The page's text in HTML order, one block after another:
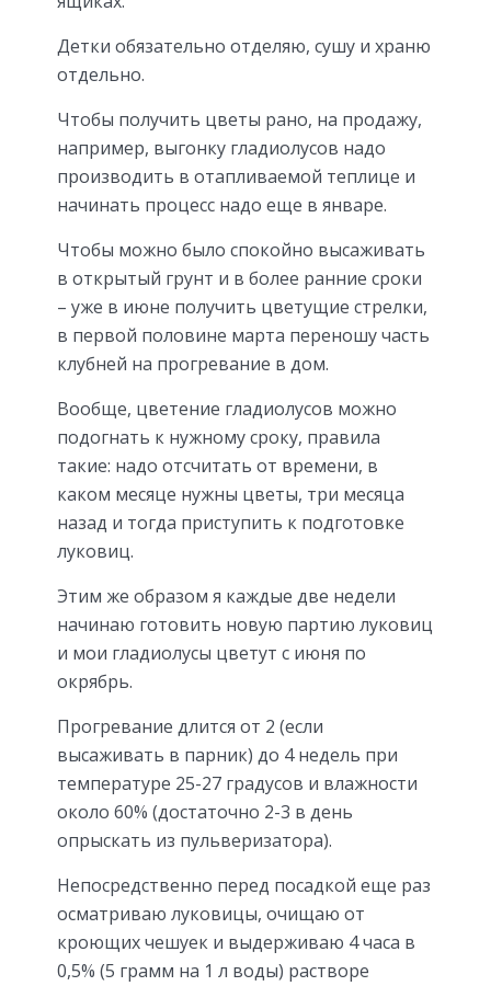
Детки обязательно отделяю, сушу и храню
отдельно.
Чтобы получить цветы рано, на продажу,
например, выгонку гладиолусов надо
производить в отапливаемой теплице и
начинать процесс надо еще в январе.
Чтобы можно было спокойно высаживать
в открытый грунт и в более ранние сроки
– уже в июне получить цветущие стрелки,
в первой половине марта переношу часть
клубней на прогревание в дом.
Вообще, цветение гладиолусов можно
подогнать к нужному сроку, правила
такие: надо отсчитать от времени, в
каком месяце нужны цветы, три месяца
назад и тогда приступить к подготовке
луковиц.
Этим же образом я каждые две недели
начинаю готовить новую партию луковиц
и мои гладиолусы цветут с июня по
окрябрь.
Прогревание длится от 2 (если
высаживать в парник) до 4 недель при
температуре 25-27 градусов и влажности
около 60% (достаточно 2-3 в день
опрыскать из пульверизатора).
Непосредственно перед посадкой еще раз
осматриваю луковицы, очищаю от
кроющих чешуек и выдерживаю 4 часа в
0,5% (5 грамм на 1 л воды) растворе